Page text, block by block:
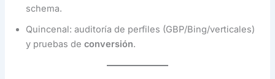
schema.
Quincenal: auditoría de perfiles (GBP/Bing/verticales)
y pruebas deconversión.